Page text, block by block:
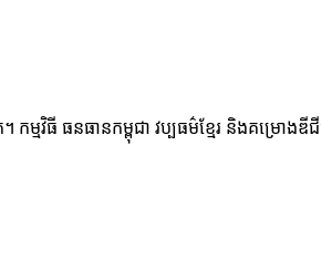
ម្មវិធី ធនធានកម្ពុជា វប្បធម៌ខ្មែរ និងគម្រោ